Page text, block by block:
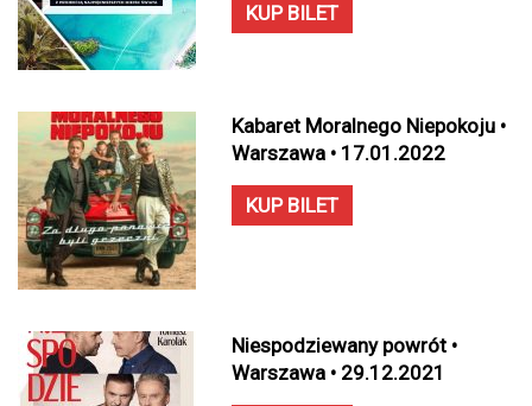
KUP BILET
Kabaret Moralnego Niepokoju •
Warszawa • 17.01.2022
KUP BILET
Niespodziewany powrót •
Warszawa • 29.12.2021